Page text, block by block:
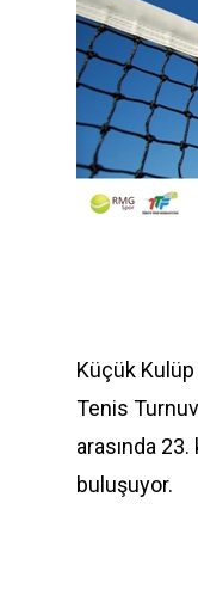
Küçük
Tenis
arasında
buluşuyor.